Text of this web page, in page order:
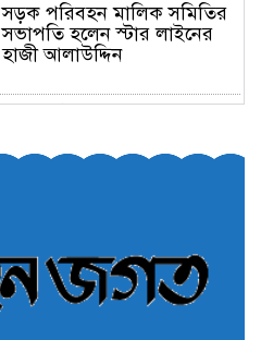
সড়ক পরিবহন মালিক সমিতির
সভাপতি হলেন স্টার লাইনের
হাজী আলাউদ্দিন
অনির্দিষ্টকালের জন্য বাংলাদেশে